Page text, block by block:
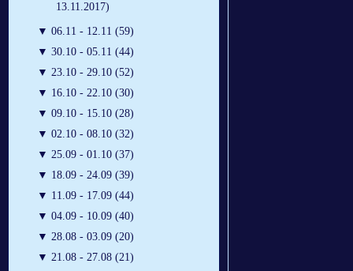
13.11.2017)
▼ 06.11 - 12.11 (59)
▼ 30.10 - 05.11 (44)
▼ 23.10 - 29.10 (52)
▼ 16.10 - 22.10 (30)
▼ 09.10 - 15.10 (28)
▼ 02.10 - 08.10 (32)
▼ 25.09 - 01.10 (37)
▼ 18.09 - 24.09 (39)
▼ 11.09 - 17.09 (44)
▼ 04.09 - 10.09 (40)
▼ 28.08 - 03.09 (20)
▼ 21.08 - 27.08 (21)